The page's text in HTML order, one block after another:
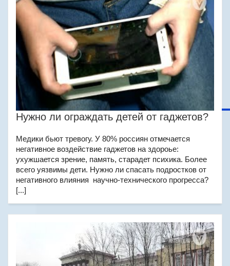
Нужно ли ограждать детей от гаджетов?
Медики бьют тревогу. У 80% россиян отмечается
негативное воздействие гаджетов на здороье:
ухужшается зрение, память, старадет психика. Более
всего уязвимы дети. Нужно ли спасать подростков от
негативного влияния научно-технического прогресса?
[...]